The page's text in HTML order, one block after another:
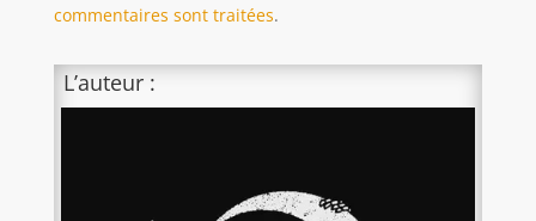
commentaires sont traitées.
L’auteur :